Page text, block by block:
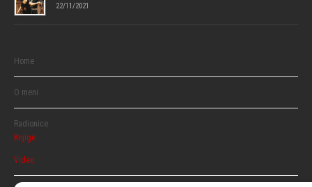
22/11/2021
Home
O meni
Radionice
Knjige
Video